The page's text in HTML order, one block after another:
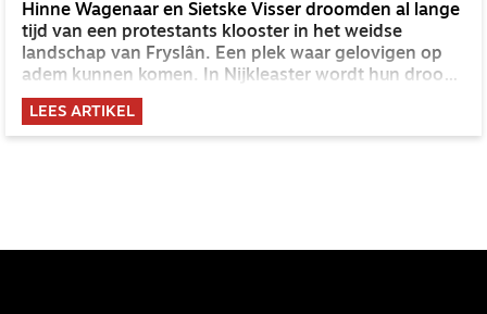
Hinne Wagenaar en Sietske Visser droomden al lange
tijd van een protestants klooster in het weidse
landschap van Fryslân. Een plek waar gelovigen op
adem kunnen komen. In Nijkleaster wordt hun droom
langzaam werkelijkheid. Maarten Boersema nam er
een kijkje.
LEES ARTIKEL